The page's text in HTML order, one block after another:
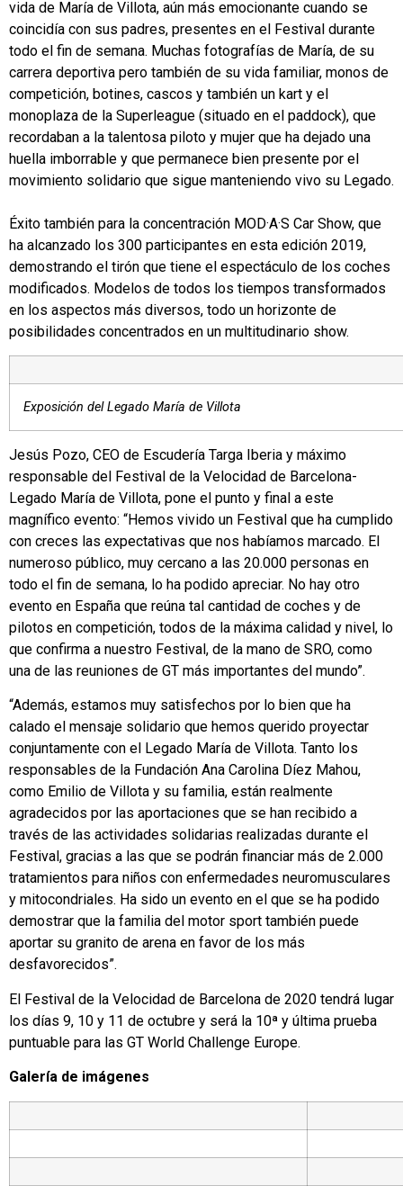
vida de María de Villota, aún más emocionante cuando se
coincidía con sus padres, presentes en el Festival durante
todo el fin de semana. Muchas fotografías de María, de su
carrera deportiva pero también de su vida familiar, monos de
competición, botines, cascos y también un kart y el
monoplaza de la Superleague (situado en el paddock), que
recordaban a la talentosa piloto y mujer que ha dejado una
huella imborrable y que permanece bien presente por el
movimiento solidario que sigue manteniendo vivo su Legado.
Éxito también para la concentración MOD·A·S Car Show, que
ha alcanzado los 300 participantes en esta edición 2019,
demostrando el tirón que tiene el espectáculo de los coches
modificados. Modelos de todos los tiempos transformados
en los aspectos más diversos, todo un horizonte de
posibilidades concentrados en un multitudinario show.
Exposición del Legado María de Villota
Jesús Pozo, CEO de Escudería Targa Iberia y máximo
responsable del Festival de la Velocidad de Barcelona-
Legado María de Villota, pone el punto y final a este
magnífico evento: “Hemos vivido un Festival que ha cumplido
con creces las expectativas que nos habíamos marcado. El
numeroso público, muy cercano a las 20.000 personas en
todo el fin de semana, lo ha podido apreciar. No hay otro
evento en España que reúna tal cantidad de coches y de
pilotos en competición, todos de la máxima calidad y nivel, lo
que confirma a nuestro Festival, de la mano de SRO, como
una de las reuniones de GT más importantes del mundo”.
“Además, estamos muy satisfechos por lo bien que ha
calado el mensaje solidario que hemos querido proyectar
conjuntamente con el Legado María de Villota. Tanto los
responsables de la Fundación Ana Carolina Díez Mahou,
como Emilio de Villota y su familia, están realmente
agradecidos por las aportaciones que se han recibido a
través de las actividades solidarias realizadas durante el
Festival, gracias a las que se podrán financiar más de 2.000
tratamientos para niños con enfermedades neuromusculares
y mitocondriales. Ha sido un evento en el que se ha podido
demostrar que la familia del motor sport también puede
aportar su granito de arena en favor de los más
desfavorecidos”.
El Festival de la Velocidad de Barcelona de 2020 tendrá lugar
los días 9, 10 y 11 de octubre y será la 10ª y última prueba
puntuable para las GT World Challenge Europe.
Galería de imágenes